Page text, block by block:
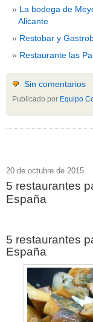
La bodega de
Alicante
Restobar y
Restaurante las
Sin comentarios
Publicado por Equipo
20 de octubre de 2015
5 restaurantes
España
5 restaurantes
España